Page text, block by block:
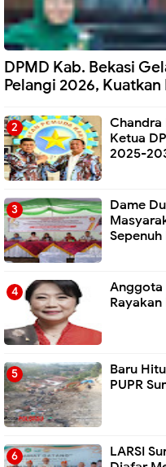
DPMD Kab. Bekasi
Pelangi 2026,
Ketua
2025-
Dame
Anggota
Baru
PUPR
LARSI